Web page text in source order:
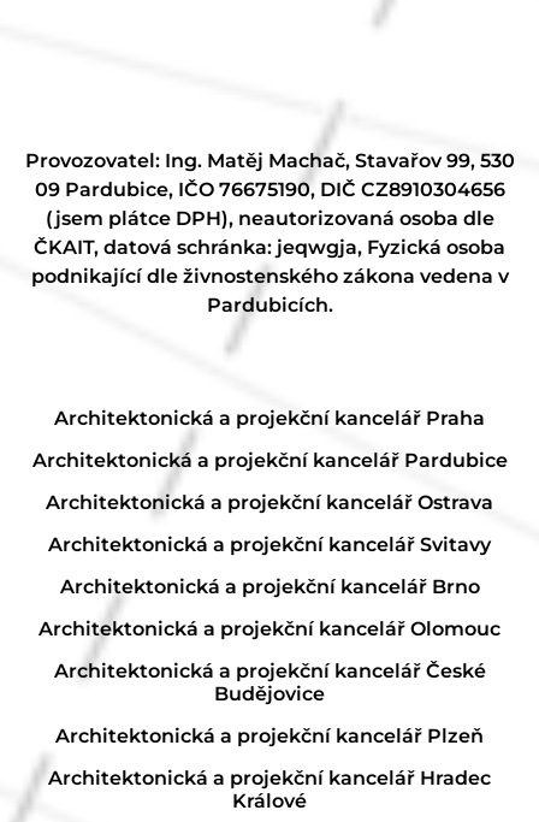
Provozovatel: Ing. Matěj Machač, Stavařov 99, 530
09 Pardubice, IČO 76675190, DIČ CZ8910304656
(jsem plátce DPH), neautorizovaná osoba dle
ČKAIT, datová schránka: jeqwgja, Fyzická osoba
podnikající dle živnostenského zákona vedena v
Pardubicích.
Architektonická a projekční kancelář Praha
Architektonická a projekční kancelář Pardubice
Architektonická a projekční kancelář Ostrava
Architektonická a projekční kancelář Svitavy
Architektonická a projekční kancelář Brno
Architektonická a projekční kancelář Olomouc
Architektonická a projekční kancelář České
Budějovice
Architektonická a projekční kancelář Plzeň
Architektonická a projekční kancelář Hradec
Králové